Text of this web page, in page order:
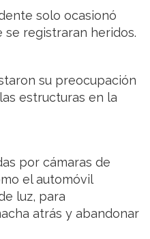
solo ocasionó
se registraran heridos.
su preocupación
estructuras en la
por cámaras de
el automóvil
luz, para
atrás y abandonar